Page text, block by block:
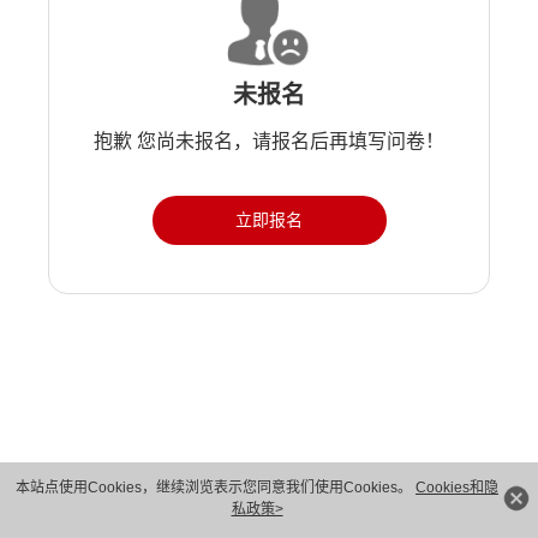
本站点使用Cookies，继续浏览表示您同意我们使用Cookies。 Cookies和隐
私政策>
未报名
抱歉 您尚未报名，请报名后再填写问卷！
立即报名
版权所有 © 华为技术有限公司 1998-2026。 保留一切权利。粤A2-20044005号
隐私保护
法律声明